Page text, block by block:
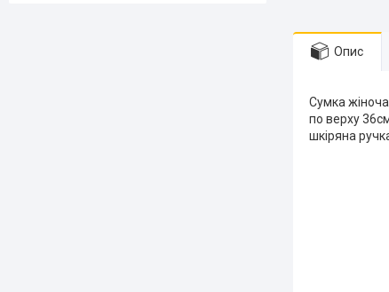
Опис
Сумка жіноча
по верху
шкіряна